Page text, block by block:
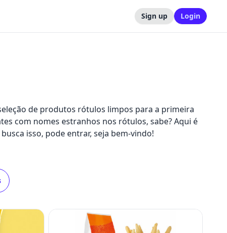
Sign up Login
de produtos rótulos limpos para a primeira
com nomes estranhos nos rótulos, sabe? Aqui é
isso, pode entrar, seja bem-vindo!